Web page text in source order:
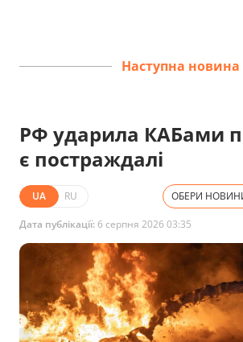
Наступна новина
РФ ударила КАБами
є постраждалі
UA RU ОБЕРИ
Дата публікації: 6 серпня 2026 03:35